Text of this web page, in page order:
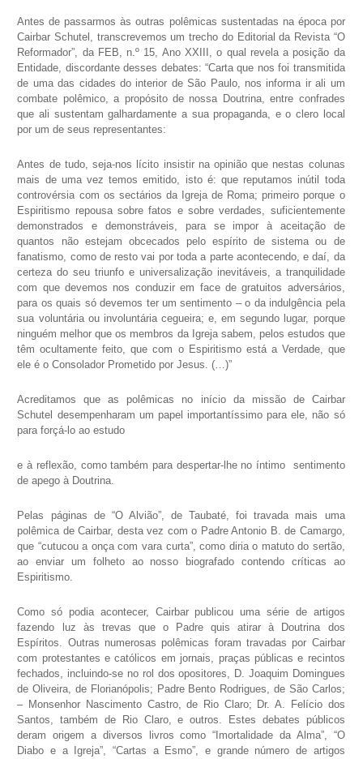
Antes de passarmos às outras polêmicas sustentadas na época por
Cairbar Schutel, transcrevemos um trecho do Editorial da Revista “O
Reformador”, da FEB, n.º 15, Ano XXIII, o qual revela a posição da
Entidade, discordante desses debates: “Carta que nos foi transmitida
de uma das cidades do interior de São Paulo, nos informa ir ali um
combate polêmico, a propósito de nossa Doutrina, entre confrades
que ali sustentam galhardamente a sua propaganda, e o clero local
por um de seus representantes:
Antes de tudo, seja-nos lícito insistir na opinião que nestas colunas
mais de uma vez temos emitido, isto é: que reputamos inútil toda
controvérsia com os sectários da Igreja de Roma; primeiro porque o
Espiritismo repousa sobre fatos e sobre verdades, suficientemente
demonstrados e demonstráveis, para se impor à aceitação de
quantos não estejam obcecados pelo espírito de sistema ou de
fanatismo, como de resto vai por toda a parte acontecendo, e daí, da
certeza do seu triunfo e universalização inevitáveis, a tranquilidade
com que devemos nos conduzir em face de gratuitos adversários,
para os quais só devemos ter um sentimento – o da indulgência pela
sua voluntária ou involuntária cegueira; e, em segundo lugar, porque
ninguém melhor que os membros da Igreja sabem, pelos estudos que
têm ocultamente feito, que com o Espiritismo está a Verdade, que
ele é o Consolador Prometido por Jesus. (…)”
Acreditamos que as polêmicas no início da missão de Cairbar
Schutel desempenharam um papel importantíssimo para ele, não só
para forçá-lo ao estudo
e à reflexão, como também para despertar-lhe no íntimo sentimento
de apego à Doutrina.
Pelas páginas de “O Alvião”, de Taubaté, foi travada mais uma
polêmica de Cairbar, desta vez com o Padre Antonio B. de Camargo,
que “cutucou a onça com vara curta”, como diria o matuto do sertão,
ao enviar um folheto ao nosso biografado contendo críticas ao
Espiritismo.
Como só podia acontecer, Cairbar publicou uma série de artigos
fazendo luz às trevas que o Padre quis atirar à Doutrina dos
Espíritos. Outras numerosas polêmicas foram travadas por Cairbar
com protestantes e católicos em jornais, praças públicas e recintos
fechados, incluindo-se no rol dos opositores, D. Joaquim Domingues
de Oliveira, de Florianópolis; Padre Bento Rodrigues, de São Carlos;
– Monsenhor Nascimento Castro, de Rio Claro; Dr. A. Felício dos
Santos, também de Rio Claro, e outros. Estes debates públicos
deram origem a diversos livros como “Imortalidade da Alma”, “O
Diabo e a Igreja”, “Cartas a Esmo”, e grande número de artigos